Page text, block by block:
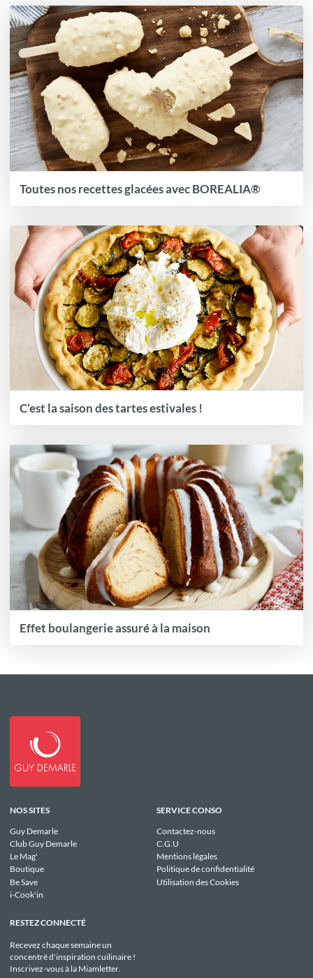
Toutes nos recettes glacées avec BOREALIA®
C’est la saison des tartes estivales !
Effet boulangerie assuré à la maison
NOS SITES
Guy Demarle
Club Guy Demarle
Le Mag'
Boutique
Be Save
i-Cook'in
SERVICE CONSO
Contactez-nous
C.G.U
Mentions légales
Politique de confidentialité
Utilisation des Cookies
RESTEZ CONNECTÉ
Recevez chaque semaine un
concentré d'inspiration cuilinaire !
Inscrivez-vous à la Miamletter.